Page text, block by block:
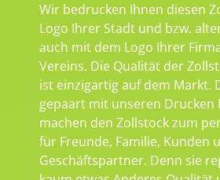
Wir bedrucken Ihnen diesen
Logo Ihrer Stadt und bzw.
auch mit dem Logo Ihrer
Vereins. Die Qualität der
ist einzigartig auf dem Markt.
gepaart mit unseren Drucken
machen den Zollstock zum
für Freunde, Familie, Kunden
Geschäftspartner. Denn sie